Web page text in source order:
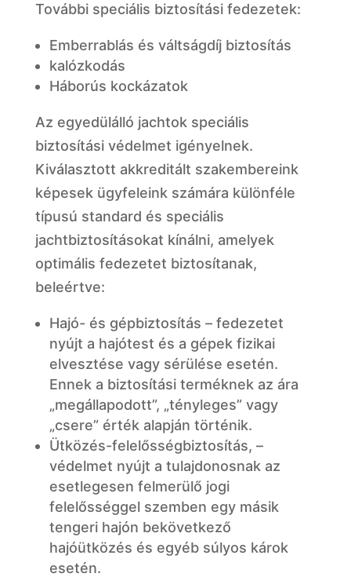
További speciális biztosítási fedezetek:
Emberrablás és váltságdíj biztosítás
kalózkodás
Háborús kockázatok
Az egyedülálló jachtok speciális
biztosítási védelmet igényelnek.
Kiválasztott akkreditált szakembereink
képesek ügyfeleink számára különféle
típusú standard és speciális
jachtbiztosításokat kínálni, amelyek
optimális fedezetet biztosítanak,
beleértve:
Hajó- és gépbiztosítás – fedezetet
nyújt a hajótest és a gépek fizikai
elvesztése vagy sérülése esetén.
Ennek a biztosítási terméknek az ára
„megállapodott”, „tényleges” vagy
„csere” érték alapján történik.
Ütközés-felelősségbiztosítás, –
védelmet nyújt a tulajdonosnak az
esetlegesen felmerülő jogi
felelősséggel szemben egy másik
tengeri hajón bekövetkező
hajóütközés és egyéb súlyos károk
esetén.